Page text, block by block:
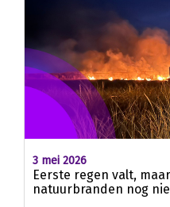
3 mei 2026
Eerste regen valt,
natuurbranden nog